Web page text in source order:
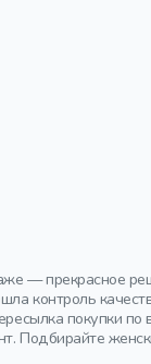
— прекрасное
контроль
покупки
Подбирайте